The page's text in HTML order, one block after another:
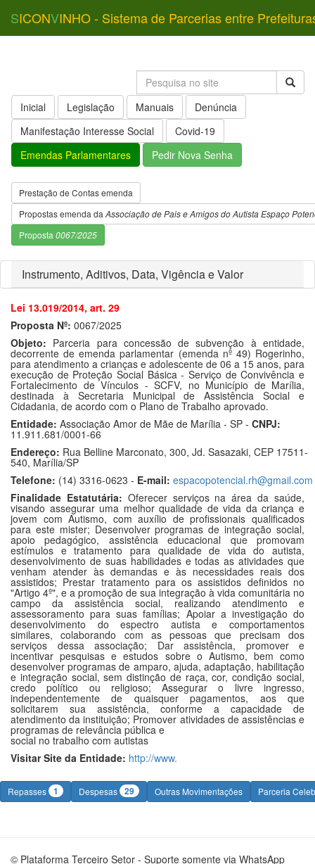
SICONVINHO - Sistema de Parcerias entre
Inicial Legislação Manuais
Denúncia
Manifestação Interesse Social
Covid-19
Emendas Parlamentares
Pedir Nova Senha
Prestação de Contas emenda
Propostas emenda da Associação de Pais e Amigos do Autista Espaço
Proposta 0067/2025
Instrumento, Aditivos, Data, Vigência e Valor
Lei 13.019/2014, art. 29
Proposta Nº: 0067/2025
Objeto: Parceria para concessão de subvenção à entidade,
decorrente de emenda parlamentar (emenda nº 49) Rogerinho,
para atendimento a crianças e adolescente de 06 a 15 anos, para
execução de Proteção Social Básica - Serviço de Convivência e
Fortalecimento de Vínculos - SCFV, no Município de Marília,
destinada à Secretaria Municipal de Assistência Social e
Cidadania, de acordo com o Plano de Trabalho aprovado.
Entidade: Associação Amor de Mãe de Marília - SP - CNPJ:
11.911.681/0001-66
Endereço: Rua Belline Marconato, 300, Jd. Sasazaki, CEP 17511-
540, Marília/SP
Telefone: (14) 3316-0623 - E-mail: espacopotencial.rh@gmail.com
Finalidade Estatutária: Oferecer serviços na área da saúde,
visando assegurar uma melhor qualidade de vida da criança e
jovem com Autismo, com auxílio de profissionais qualificados
para este mister; Desenvolver programas de integração social,
apoio pedagógico, assistência educacional que promovam
estímulos e tratamento para qualidade de vida do autista,
desenvolvimento de suas habilidades e todas as atividades que
venham atender às demandas e às necessidades reais dos
assistidos; Prestar tratamento para os assistidos definidos no
"Artigo 4º", e a promoção de sua integração à vida comunitária no
campo da assistência social, realizando atendimento e
assessoramento para suas famílias; Apoiar a investigação do
desenvolvimento do espectro autista e comportamentos
similares, colaborando com as pessoas que precisam dos
serviços dessa associação; Dar assistência, promover e
incentivar pesquisas e estudos sobre o Autismo, bem como
desenvolver programas de amparo, ajuda, adaptação, habilitação
e integração social, sem distinção de raça, cor, condição social,
credo político ou religioso; Assegurar o livre ingresso,
independentemente de quaisquer pagamentos, aos que
solicitarem sua assistência, conforme a capacidade de
atendimento da instituição; Promover atividades de assistências e
programas de relevância pública e
social no trabalho com autistas
Visitar Site da Entidade: http://www.
Repasses 1 Despesas 29 Outras Movimentações Parceria
© Plataforma Terceiro Setor - Suporte somente via WhatsApp